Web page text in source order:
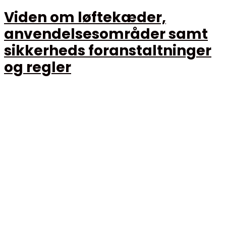
Viden om løftekæder,
anvendelsesområder samt
sikkerheds foranstaltninger
og regler